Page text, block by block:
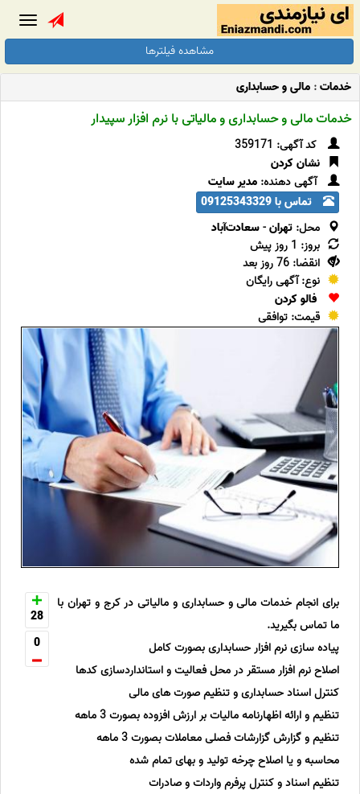
مشاهده فیلترها
خدمات: مالی و حسابداری
خدمات مالی و حسابداری و مالیاتی با نرم افزار سپیدار
کد آگهی: 359171
نشان کردن
آگهی دهنده: مدیر سایت
تماس با 09125343329
محل: تهران-سعادت‌آباد
بروز: 1 روز پیش
انقضا: 76 روز بعد
نوع: آگهی رایگان
فالو کردن
قیمت: توافقی
28
0
برای انجام خدمات مالی و حسابداری و مالیاتی در کرج و تهران با
ما تماس بگیرید.
پیاده سازی نرم افزار حسابداری بصورت کامل
اصلاح نرم افزار مستقر در محل فعالیت و استانداردسازی کدها
کنترل اسناد حسابداری و تنظیم صورت های مالی
تنظیم و ارائه اظهارنامه مالیات بر ارزش افزوده بصورت 3 ماهه
تنظیم و گزارش گزارشات فصلی معاملات بصورت 3 ماهه
محاسبه و یا اصلاح چرخه تولید و بهای تمام شده
تنظیم اسناد و کنترل پرفرم واردات و صادرات